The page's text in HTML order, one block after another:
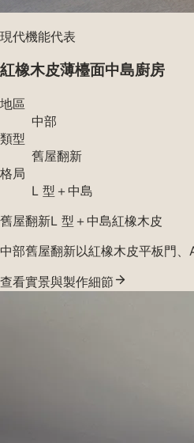
現代機能代表
紅橡木皮薄檯面中島廚房
地區
中部
類型
舊屋翻新
格局
L 型＋中島
舊屋翻新L 型＋中島紅橡木皮
中部舊屋翻新以紅橡木皮平板門
查看實景與製作細節